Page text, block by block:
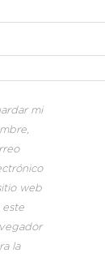
mi
web
este
la